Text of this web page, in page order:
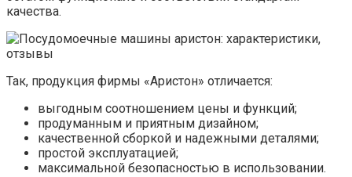
качества.
Так, продукция фирмы «Аристон» отличается:
выгодным соотношением цены и функций;
продуманным и приятным дизайном;
качественной сборкой и надежными деталями;
простой эксплуатацией;
максимальной безопасностью в использовании.